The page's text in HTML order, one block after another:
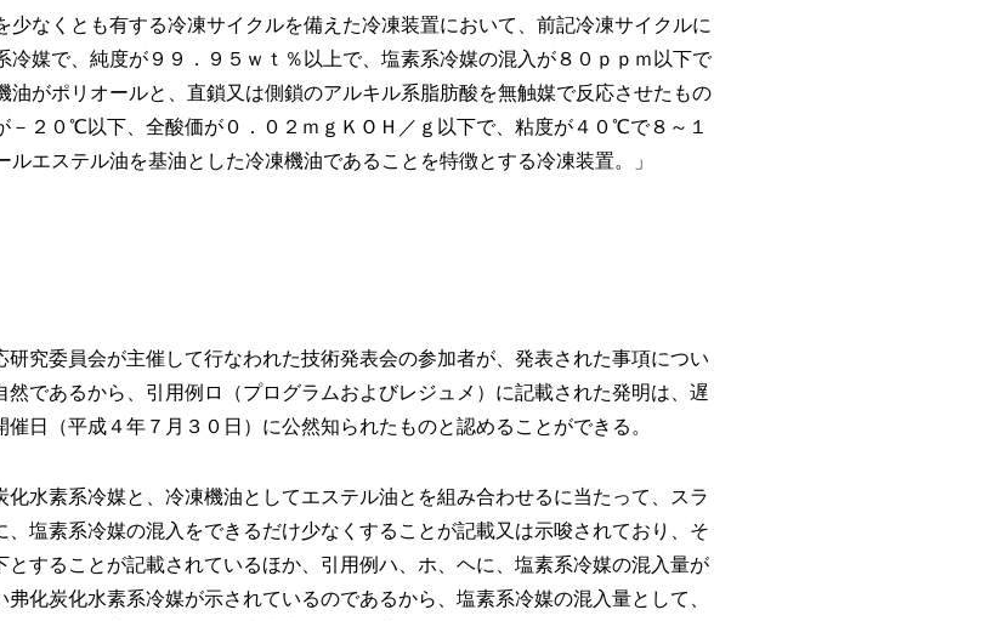
少なくとも有する冷凍サイクルを備えた冷凍装置において、前記冷凍サイクルに
冷媒で、純度が９９．９５ｗｔ％以上で、塩素系冷媒の混入が８０ｐｐｍ以下で
油がポリオールと、直鎖又は側鎖のアルキル系脂肪酸を無触媒で反応させたもの
２０℃以下、全酸価が０．０２ｍｇＫＯＨ／ｇ以下で、粘度が４０℃で８～１
エステル油を基油とした冷凍機油であることを特徴とする冷凍装置。」
究委員会が主催して行なわれた技術発表会の参加者が、発表された事項につい
であるから、引用例ロ（プログラムおよびレジュメ）に記載された発明は、遅
日（平成４年７月３０日）に公然知られたものと認めることができる。
水素系冷媒と、冷凍機油としてエステル油とを組み合わせるに当たって、スラ
塩素系冷媒の混入をできるだけ少なくすることが記載又は示唆されており、そ
することが記載されているほか、引用例ハ、ホ、ヘに、塩素系冷媒の混入量が
化炭化水素系冷媒が示されているのであるから、塩素系冷媒の混入量として、